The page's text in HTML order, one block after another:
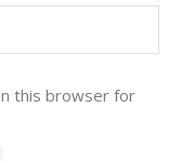
this browser for